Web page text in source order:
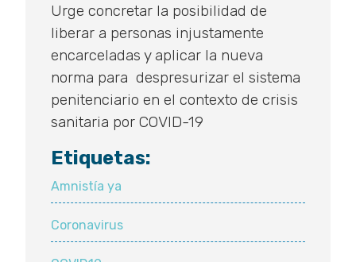
Urge concretar la posibilidad de
liberar a personas injustamente
encarceladas y aplicar la nueva
norma para despresurizar el sistema
penitenciario en el contexto de crisis
sanitaria por COVID-19
Etiquetas:
Amnistía ya
Coronavirus